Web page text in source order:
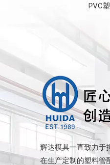
PVC
辉达模具一直致力于
在生产定制的塑料管